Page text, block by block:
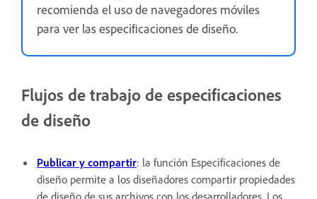
recomienda el uso de navegadores móviles
para ver las especificaciones de diseño.
Flujos de trabajo de especificaciones
de diseño
Publicar y compartir: la función Especificaciones de
diseño permite a los diseñadores compartir propiedades
de diseño de sus archivos con los desarrolladores. Los